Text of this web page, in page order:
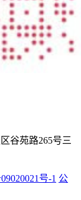
谷苑路265号三
号-1 公